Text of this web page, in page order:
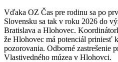
Vďaka OZ Čas pre rodinu sa po
Slovensku sa tak v roku 2026 do
Bratislava a Hlohovec.
že Hlohovec má potenciál priniesť
pozorovania. Odborné zastrešenie
Vlastivedného múzea v Hlohovci.